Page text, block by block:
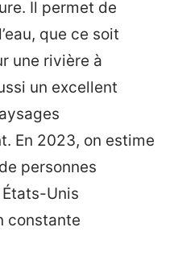
Il permet de
que ce soit
une rivière à
un excellent
En 2023, on estime
personnes
Unis
constante